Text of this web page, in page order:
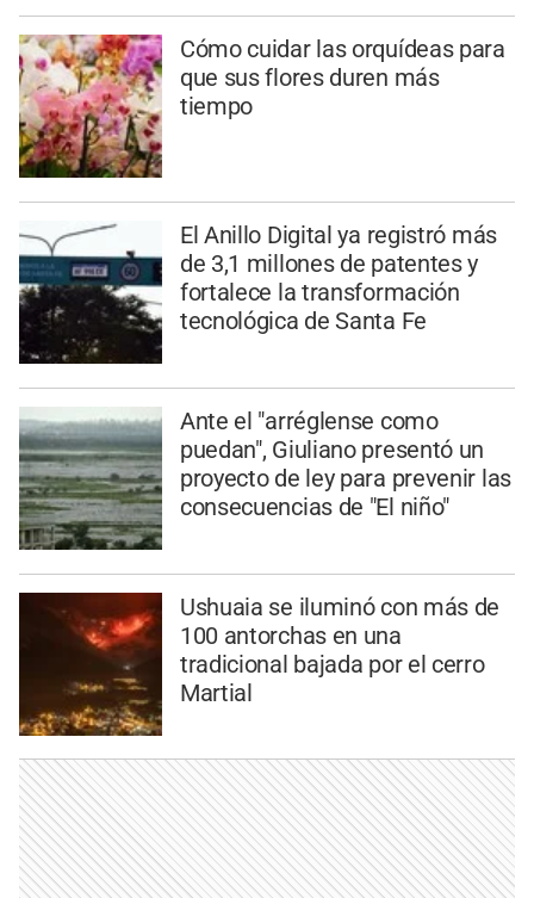
Cómo cuidar las orquídeas para
que sus flores duren más
tiempo
El Anillo Digital ya registró más
de 3,1 millones de patentes y
fortalece la transformación
tecnológica de Santa Fe
Ante el "arréglense como
puedan", Giuliano presentó un
proyecto de ley para prevenir las
consecuencias de "El niño"
Ushuaia se iluminó con más de
100 antorchas en una
tradicional bajada por el cerro
Martial